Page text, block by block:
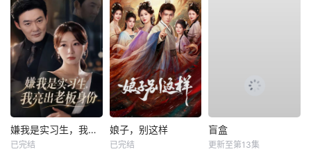
嫌我是实习生，我亮出老板身份
已完结
娘子，别这样
已完结
盲盒
更新至第13集